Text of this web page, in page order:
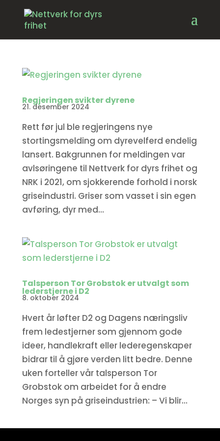
Regjeringen svikter dyrene
21. desember 2024
Rett før jul ble regjeringens nye
stortingsmelding om dyrevelferd endelig
lansert. Bakgrunnen for meldingen var
avlsøringene til Nettverk for dyrs frihet og
NRK i 2021, om sjokkerende forhold i norsk
griseindustri. Griser som vasset i sin egen
avføring, dyr med...
Talsperson Tor Grobstok er utvalgt som
lederstjerne i D2
8. oktober 2024
Hvert år løfter D2 og Dagens næringsliv
frem ledestjerner som gjennom gode
ideer, handlekraft eller lederegenskaper
bidrar til å gjøre verden litt bedre. Denne
uken forteller vår talsperson Tor
Grobstok om arbeidet for å endre
Norges syn på griseindustrien: – Vi blir...